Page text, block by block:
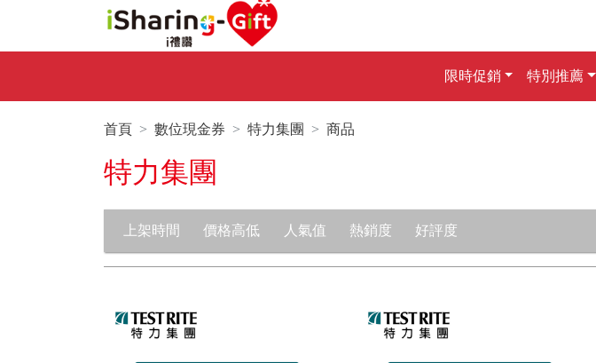
限時促銷 特別推薦
首頁 數位現金券 特力集團 商品
特力集團
上架時間 價格高低 人氣值 熱銷度 好評度